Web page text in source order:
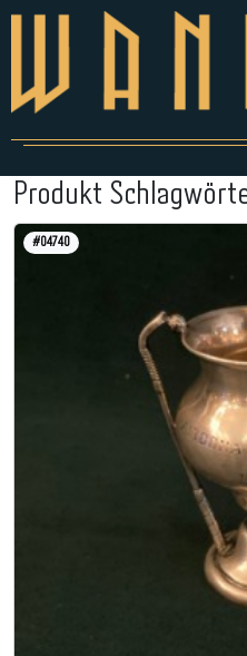
Produkt
#04740